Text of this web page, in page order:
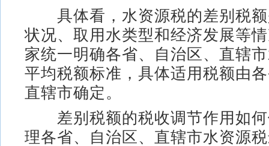
具体看，水资源税的差别税额
状况、取用水类型和经济发展等
家统一明确各省、自治区、直辖
平均税额标准，具体适用税额由
直辖市确定。
差别税额的税收调节作用如何
理各省、自治区、直辖市水资源